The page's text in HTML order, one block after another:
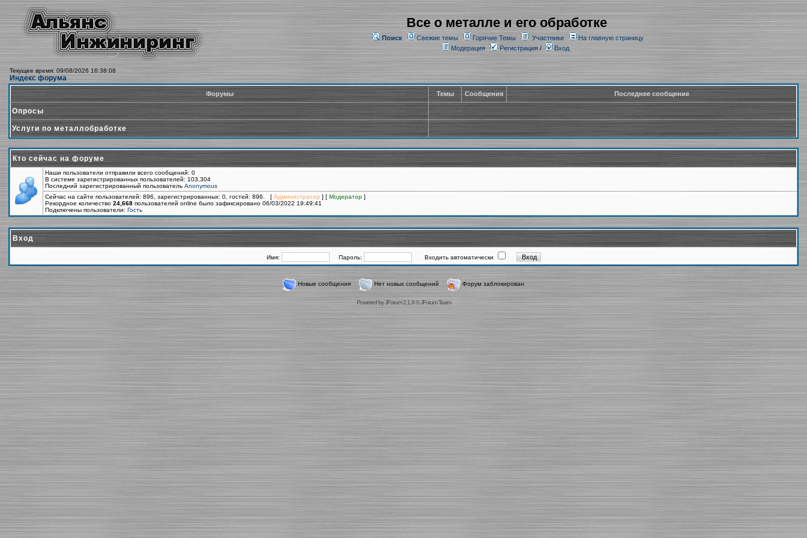
Все о металле и его обработке
Поиск Свежие темы Горячие Темы Участники
На главную страницу
Модерация
Регистрация/ Вход
Текущее время: 09/08/2026 16:38:08
Индекс форума
Форумы Темы Сообщения Последнее сообщение
Опросы
Услуги по металлобработке
Кто сейчас на форуме
Наши пользователи отправили всего сообщений: 0
В системе зарегистрированных пользователей: 103,304
Последний зарегистрированный пользователь Anonymous
Сейчас на сайте пользователей: 896, зарегистрированных: 0, гостей: 896. [ Администратор ] [ Модератор ]
Рекордное количество 24,668 пользователей online было зафиксировано 06/03/2022 19:49:41
Подключены пользователи: Гость
Вход
Имя: Пароль: Входить автоматически
Новые сообщения Нет новых сообщений Форум заблокирован
Powered byJForum 2.1.9©JForum Team